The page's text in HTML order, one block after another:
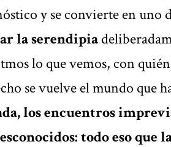
y se convierte en uno
la serendipia
lo que vemos, con
se vuelve el mundo que
los encuentros
todo eso que